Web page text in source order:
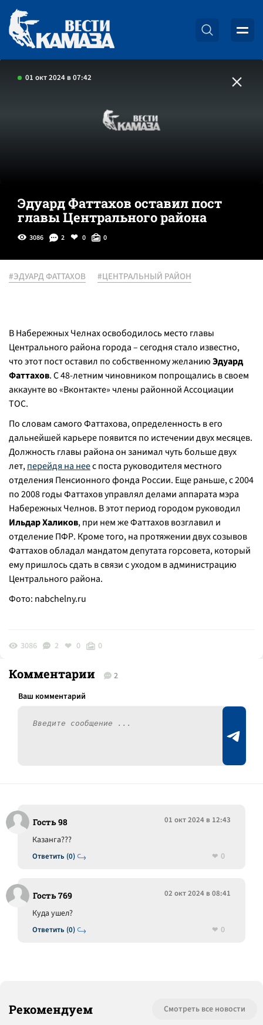
01 окт 2024 в 07:42
Эдуард Фаттахов оставил пост
главы Центрального района
3086 2 0 0
#ЭДУАРД ФАТТАХОВ #ЦЕНТРАЛЬНЫЙ РАЙОН
В Набережных Челнах освободилось место главы
Центрального района города – сегодня стало известно,
что этот пост оставил по собственному желаниюЭдуард
Фаттахов. С 48-летним чиновником попрощались в своем
аккаунте во «Вконтакте» члены районной Ассоциации
ТОС.
По словам самого Фаттахова, определенность в его
дальнейшей карьере появится по истечении двух месяцев.
Должность главы района он занимал чуть больше двух
лет,перейдя на неес поста руководителя местного
отделения Пенсионного фонда России. Еще раньше, с 2004
по 2008 годы Фаттахов управлял делами аппарата мэра
Набережных Челнов. В этот период городом руководил
Ильдар Халиков, при нем же Фаттахов возглавил и
отделение ПФР. Кроме того, на протяжении двух созывов
Фаттахов обладал мандатом депутата горсовета, который
ему пришлось сдать в связи с уходом в администрацию
Центрального района.
Фото: nabchelny.ru
3086 2 0 0
Комментарии 2
Гость 98 01 окт 2024 в 12:43
Ответить (0)
Казанга???
0
Гость 769 02 окт 2024 в 08:41
Ответить (0)
Куда ушел?
0
Рекомендуем Смотреть все новости